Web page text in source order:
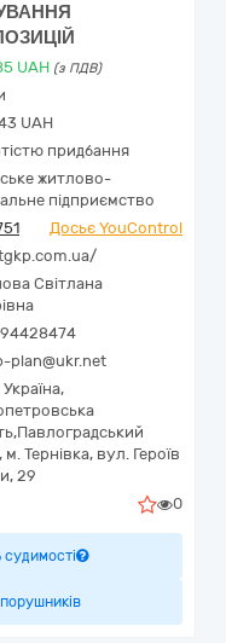
UAH (з ПДВ)
UAH
придбання
житлово-
підприємство
Досьє YouControl
Світлана
plan@ukr.net
Україна,
Павлоградський
м. Тернівка, вул. Героїв
29
0
судимості